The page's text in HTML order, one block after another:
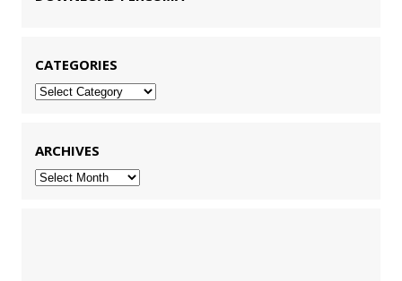
CATEGORIES
Categories
ARCHIVES
Archives